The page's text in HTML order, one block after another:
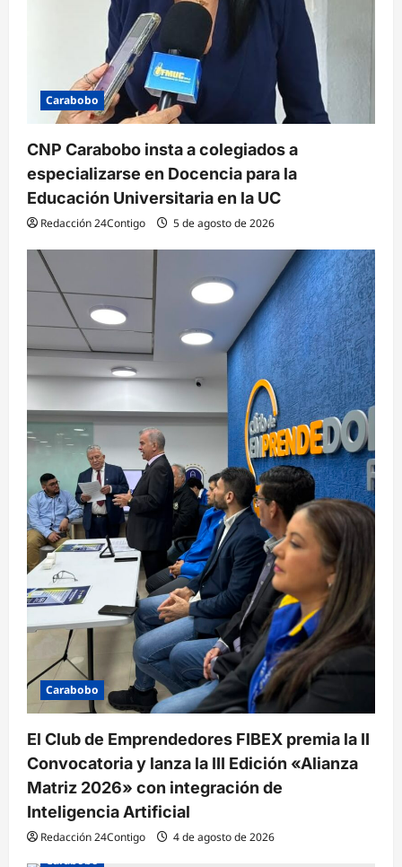
Carabobo
CNP Carabobo insta a colegiados a
especializarse en Docencia para la
Educación Universitaria en la UC
Redacción 24Contigo 5 de agosto de 2026
Carabobo
El Club de Emprendedores FIBEX premia la II
Convocatoria y lanza la III Edición «Alianza
Matriz 2026» con integración de
Inteligencia Artificial
Redacción 24Contigo
4 de agosto de 2026
Carabobo